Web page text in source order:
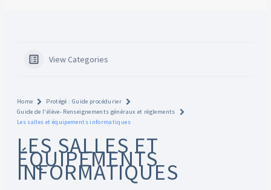
View Categories
Home
Protégé : Guide procédurier
Guide de l'élève- Renseignements généraux et règlements
Les salles et équipements informatiques
LES SALLES ET
ÉQUIPEMENTS
INFORMATIQUES